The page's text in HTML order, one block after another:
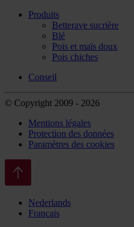
Produits
Betterave sucrière
Blé
Pois et maïs doux
Pois chiches
Conseil
© Copyright 2009 - 2026
Mentions légales
Protection des données
Paramètres des cookies
Nederlands
Français